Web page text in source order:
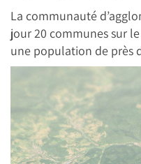
La communauté
jour 20 communes sur
une population de près